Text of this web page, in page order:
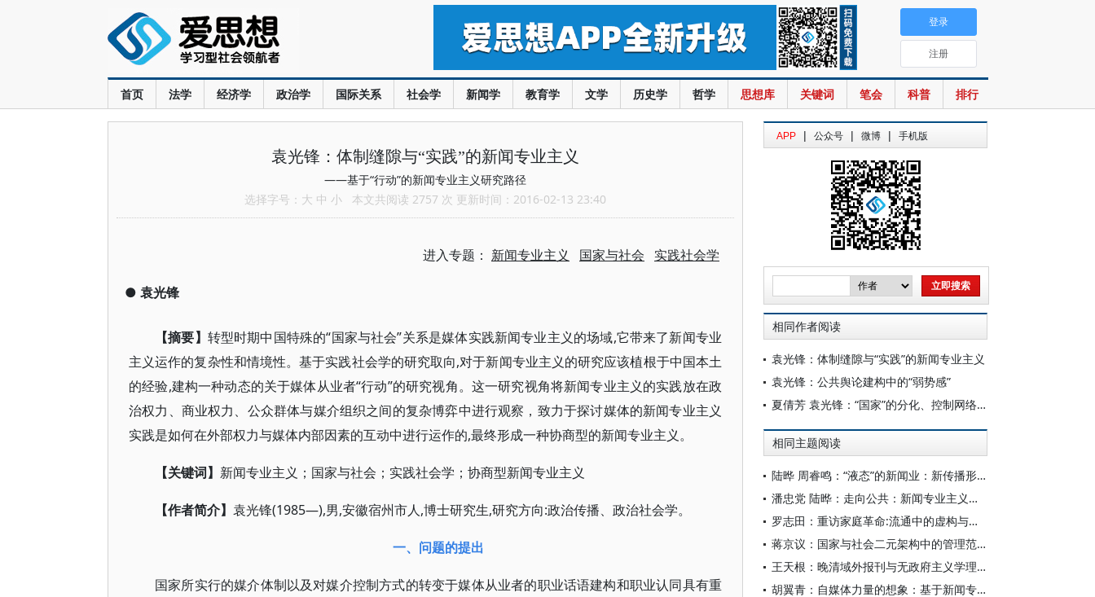
首页 法学 经济学 政治学 国际关系 社会学 新闻学 教育学 文学 历史学 哲学 思想库 关键词 笔会 科普 排行
登录
注册
袁光锋：体制缝隙与“实践”的新闻专业主义
——基于“行动”的新闻专业主义研究路径
选择字号： 大 中 小 本文共阅读 2757 次 更新时间：2016-02-13 23:40
进入专题： 新闻专业主义 国家与社会 实践社会学
● 袁光锋
【摘要】 转型时期中国特殊的“国家与社会”关系是媒体实践新闻专业主义的场域,它带来了新闻专业
主义运作的复杂性和情境性。基于实践社会学的研究取向,对于新闻专业主义的研究应该植根于中国本土
的经验,建构一种动态的关于媒体从业者“行动”的研究视角。这一研究视角将新闻专业主义的实践放在政
治权力、商业权力、公众群体与媒介组织之间的复杂博弈中进行观察，致力于探讨媒体的新闻专业主义
实践是如何在外部权力与媒体内部因素的互动中进行运作的,最终形成一种协商型的新闻专业主义。
【关键词】 新闻专业主义；国家与社会；实践社会学；协商型新闻专业主义
【作者简介】 袁光锋(1985—),男,安徽宿州市人,博士研究生,研究方向:政治传播、政治社会学。
一、问题的提出
国家所实行的媒介体制以及对媒介控制方式的转变于媒体从业者的职业话语建构和职业认同具有重
APP | 公众号 | 微博 | 手机版
相同作者阅读
袁光锋：体制缝隙与“实践”的新闻专业主义
袁光锋：公共舆论建构中的“弱势感”
夏倩芳 袁光锋：“国家”的分化、控制网络与冲突性议题传播的机会结构
相同主题阅读
陆晔 周睿鸣：“液态”的新闻业：新传播形态与新闻专业主义再思考
潘忠党 陆晔：走向公共：新闻专业主义再出发
罗志田：重访家庭革命:流通中的虚构与破坏中的建设
蒋京议：国家与社会二元架构中的管理范式
王天根：晚清域外报刊与无政府主义学理的媒介镜像
胡翼青：自媒体力量的想象：基于新闻专业主义的质疑